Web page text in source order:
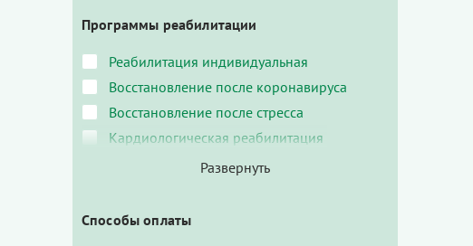
Программы реабилитации
Реабилитация индивидуальная
Восстановление после коронавируса
Восстановление после стресса
Кардиологическая реабилитация
Способы оплаты